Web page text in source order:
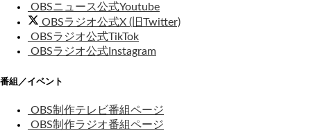
OBSニュース公式Youtube
OBSラジオ公式X (旧Twitter)
OBSラジオ公式TikTok
OBSラジオ公式Instagram
番組／イベント
OBS制作テレビ番組ページ
OBS制作ラジオ番組ページ